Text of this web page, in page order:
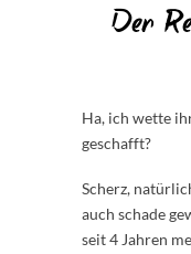
Der
Ha, ich wette
geschafft?
Scherz,
auch schade
seit 4 Jahren